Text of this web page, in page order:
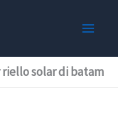
solar di batam